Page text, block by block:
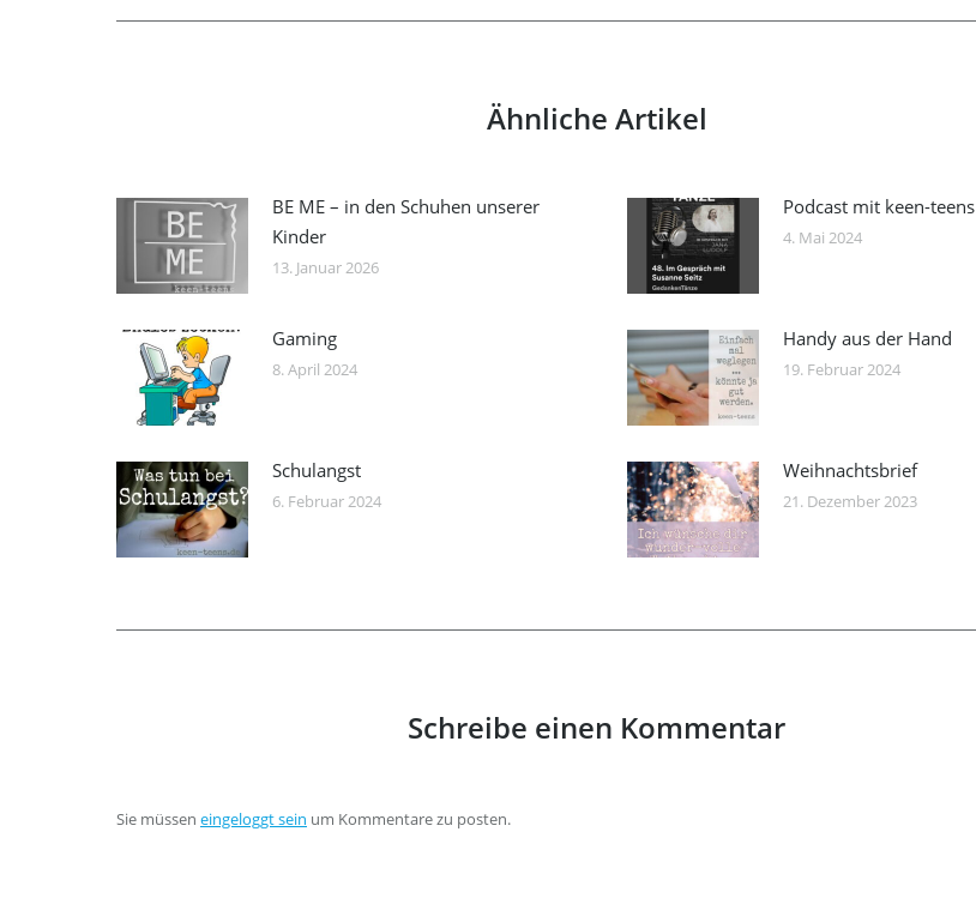
Ähnliche Artikel
BE ME – in den Schuhen unserer
Kinder
13. Januar 2026
Podcast mit keen-teens
4. Mai 2024
Gaming
8. April 2024
Handy aus der Hand
19. Februar 2024
Schulangst
6. Februar 2024
Weihnachtsbrief
21. Dezember 2023
Schreibe einen Kommentar
Sie müssen eingeloggt sein um Kommentare zu posten.